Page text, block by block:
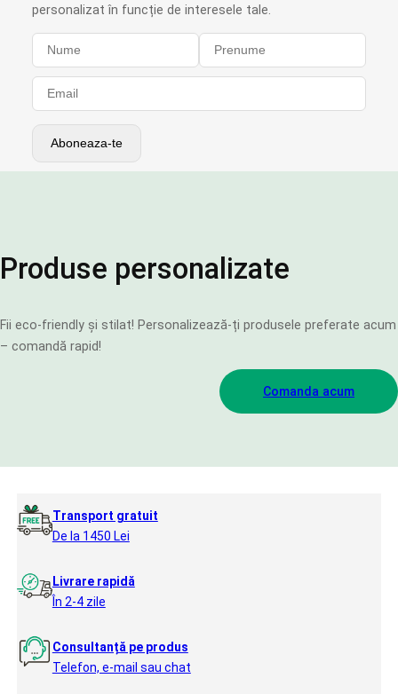
personalizat în funcție de interesele tale.
Produse personalizate
Fii eco-friendly și stilat! Personalizează-ți produsele preferate acum
– comandă rapid!
Comanda acum
Transport gratuit
De la 1450 Lei
Livrare rapidă
În 2-4 zile
Consultanță pe produs
Telefon, e-mail sau chat